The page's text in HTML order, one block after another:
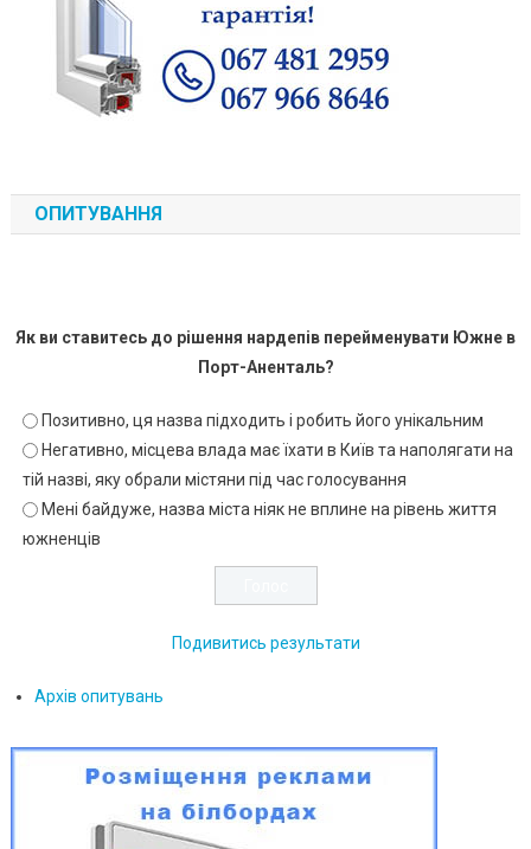
ОПИТУВАННЯ
Як ви ставитесь до рішення нардепів перейменувати Южне в
Порт-Аненталь?
Позитивно, ця назва підходить і робить його унікальним
Негативно, місцева влада має їхати в Київ та наполягати на
тій назві, яку обрали містяни під час голосування
Мені байдуже, назва міста ніяк не вплине на рівень життя
южненців
Подивитись результати
Архів опитувань